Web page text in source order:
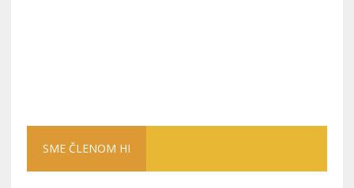
SME ČLENOM HI